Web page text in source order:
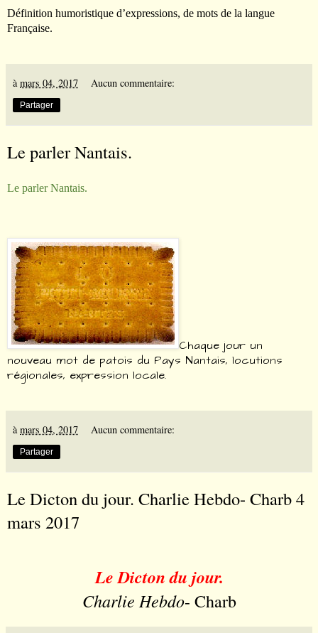
Définition humoristique d’expressions, de mots de la langue
Française.
àmars 04, 2017 Aucun commentaire:
Partager
Le parler Nantais.
Le parler Nantais.
Chaque jour un
nouveau mot de patois du Pays Nantais, locutions
régionales, expression locale.
à mars 04, 2017 Aucun commentaire:
Partager
Le Dicton du jour. Charlie Hebdo- Charb 4
mars 2017
Le Dicton du jour.
Charlie Hebdo- Charb